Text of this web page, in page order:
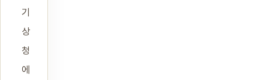
기
상
청
에